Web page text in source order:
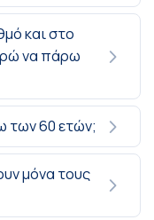
και στο
να πάρω
των 60 ετών;
μόνα τους